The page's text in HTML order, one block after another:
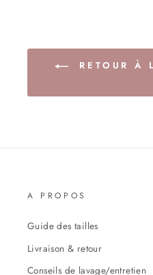
RETOUR À
A PROPOS
Guide des tailles
Livraison & retour
Conseils de lavage/entretien